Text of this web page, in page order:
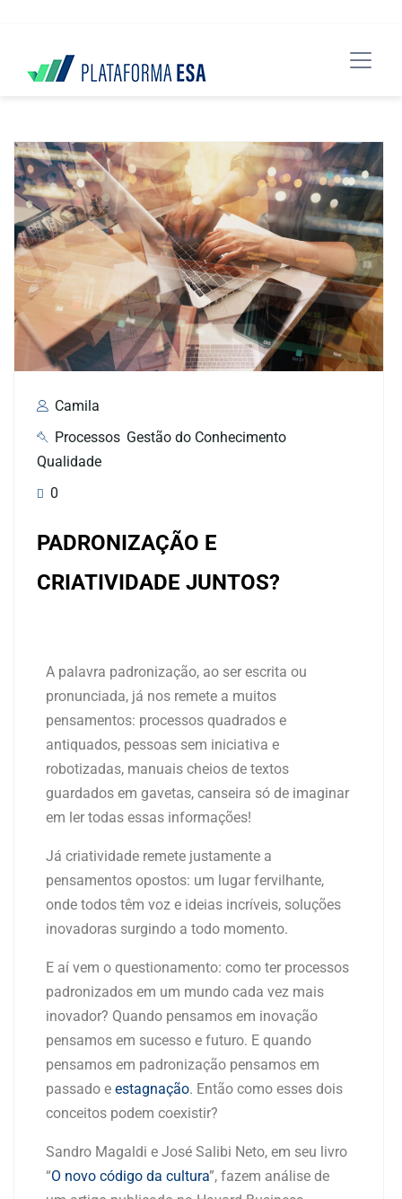
Camila
Processos Gestão do Conhecimento
Qualidade
0
PADRONIZAÇÃO E
CRIATIVIDADE JUNTOS?
A palavra padronização, ao ser escrita ou
pronunciada, já nos remete a muitos
pensamentos: processos quadrados e
antiquados, pessoas sem iniciativa e
robotizadas, manuais cheios de textos
guardados em gavetas, canseira só de imaginar
em ler todas essas informações!
Já criatividade remete justamente a
pensamentos opostos: um lugar fervilhante,
onde todos têm voz e ideias incríveis, soluções
inovadoras surgindo a todo momento.
E aí vem o questionamento: como ter processos
padronizados em um mundo cada vez mais
inovador? Quando pensamos em inovação
pensamos em sucesso e futuro. E quando
pensamos em padronização pensamos em
passado e estagnação. Então como esses dois
conceitos podem coexistir?
Sandro Magaldi e José Salibi Neto, em seu livro
“O novo código da cultura”, fazem análise de